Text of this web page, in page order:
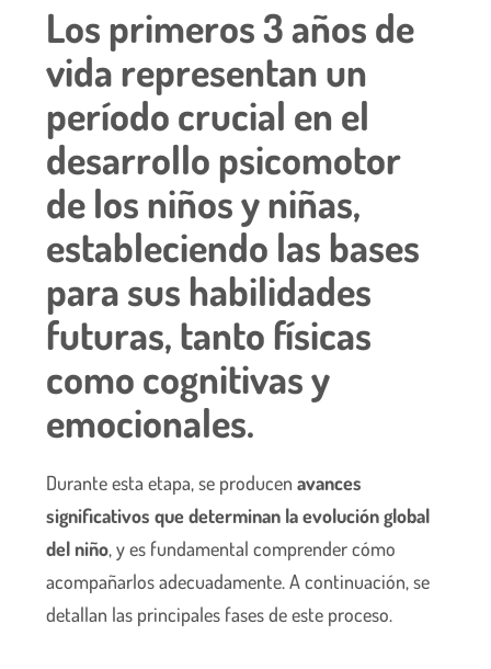
Los primeros 3 años de
vida representan un
período crucial en el
desarrollo psicomotor
de los niños y niñas,
estableciendo las bases
para sus habilidades
futuras, tanto físicas
como cognitivas y
emocionales.
Durante esta etapa, se producenavances
significativos que determinan la evolución global
del niño, y es fundamental comprender cómo
acompañarlos adecuadamente. A continuación, se
detallan las principales fases de este proceso.